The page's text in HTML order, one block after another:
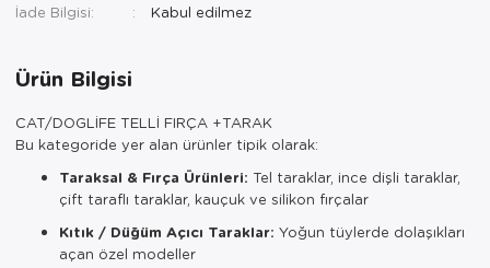
İade Bilgisi:
Ürün Bilgisi
CAT/DOGLİFE TELLİ FIRÇA +TARAK
Bu kategoride yer alan ürünler tipik olarak:
Taraksal & Fırça Ürünleri: Tel taraklar, ince dişli taraklar,
çift taraflı taraklar, kauçuk ve silikon fırçalar
Kıtık / Düğüm Açıcı Taraklar: Yoğun tüylerde dolaşıkları
açan özel modeller